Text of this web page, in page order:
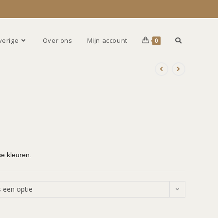
Over ons Mijn account 0
kleuren.
een optie